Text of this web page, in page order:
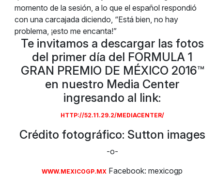
momento de la sesión, a lo que el español respondió
con una carcajada diciendo, “Está bien, no hay
problema, ¡esto me encanta!”
Te invitamos a descargar las fotos
del primer día del FORMULA 1
GRAN PREMIO DE MÉXICO 2016™
en nuestro Media Center
ingresando al link:
HTTP://52.11.29.2/MEDIACENTER/
Crédito fotográfico: Sutton images
-o-
WWW.MEXICOGP.MX Facebook: mexicogp